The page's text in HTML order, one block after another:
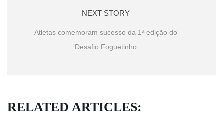
NEXT STORY
Atletas comemoram sucesso da 1ª edição do
Desafio Foguetinho
RELATED ARTICLES: